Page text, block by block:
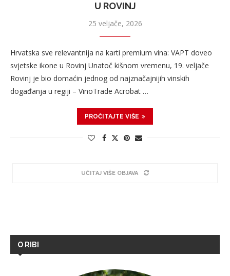
U ROVINJ
25 veljače, 2026
Hrvatska sve relevantnija na karti premium vina: VAPT doveo
svjetske ikone u Rovinj Unatoč kišnom vremenu, 19. veljače
Rovinj je bio domaćin jednog od najznačajnijih vinskih
događanja u regiji – VinoTrade Acrobat …
PROČITAJTE VIŠE
UČITAJ VIŠE OBJAVA
O RIBI